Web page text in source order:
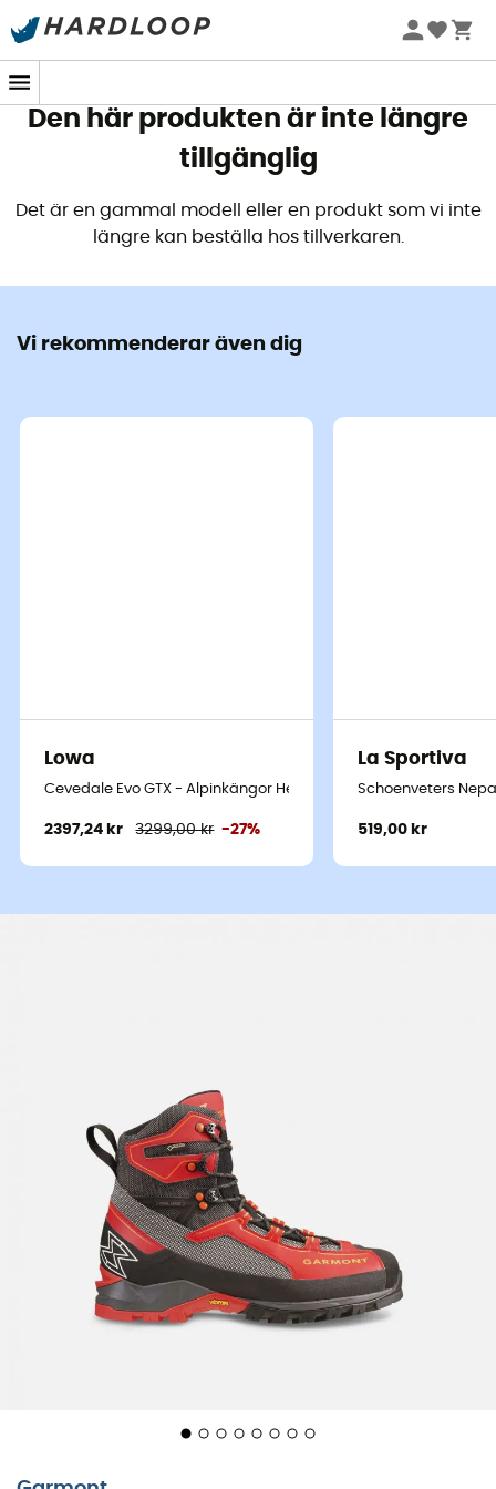
Sommarerbjudanden 🔥 -5 % EXTRA vid köp av 2 produkter*
Den här produkten är inte längre
tillgänglig
Det är en gammal modell eller en produkt som vi inte
längre kan beställa hos tillverkaren.
Vi rekommenderar även dig
Lowa
Cevedale Evo GTX - Alpinkängor Herr
2397,24 kr 3299,00 kr -27%
La Sportiva
Schoenveters
519,00 kr